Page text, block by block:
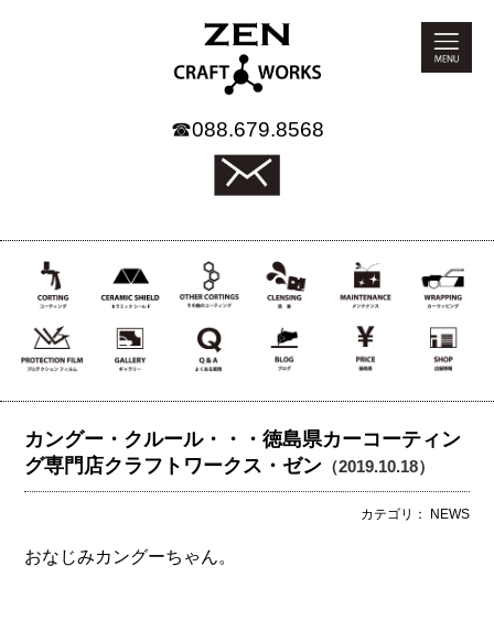
☎088.679.8568
カングー・クルール・・・徳島県カーコーティン
グ専門店クラフトワークス・ゼン （2019.10.18）
カテゴリ： NEWS
おなじみカングーちゃん。